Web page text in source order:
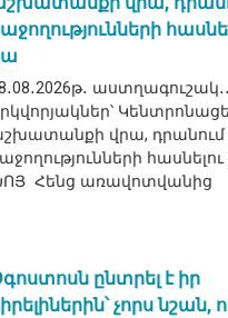
վրա, դրանում
Հենց առավոտվանից
ընտրել է իր
չորս նշան,